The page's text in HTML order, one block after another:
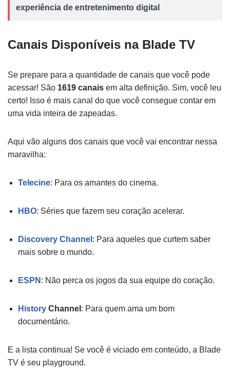
experiência de entretenimento digital
Canais Disponíveis na Blade TV
Se prepare para a quantidade de canais que você pode
acessar! São 1619 canais em alta definição. Sim, você leu
certo! Isso é mais canal do que você consegue contar em
uma vida inteira de zapeadas.
Aqui vão alguns dos canais que você vai encontrar nessa
maravilha:
Telecine: Para os amantes do cinema.
HBO: Séries que fazem seu coração acelerar.
Discovery Channel : Para aqueles que curtem saber
mais sobre o mundo.
ESPN : Não perca os jogos da sua equipe do coração.
History Channel : Para quem ama um bom
documentário.
E a lista continua! Se você é viciado em conteúdo, a Blade
TV é seu playground.